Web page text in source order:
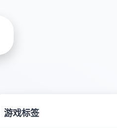
游戏标签